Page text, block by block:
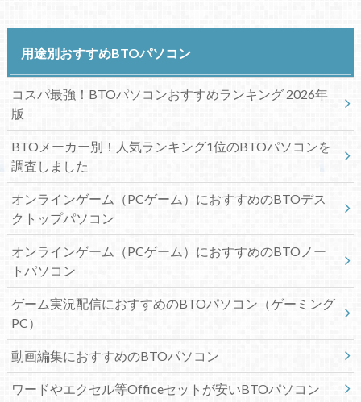
用途別おすすめBTOパソコン
コスパ最強！BTOパソコンおすすめランキング 2026年
版
BTOメーカー別！人気ランキング1位のBTOパソコンを
調査しました
オンラインゲーム（PCゲーム）におすすめのBTOデス
クトップパソコン
オンラインゲーム（PCゲーム）におすすめのBTOノー
トパソコン
ゲーム実況配信におすすめのBTOパソコン（ゲーミング
PC）
動画編集におすすめのBTOパソコン
ワードやエクセル等Officeセットが安いBTOパソコン